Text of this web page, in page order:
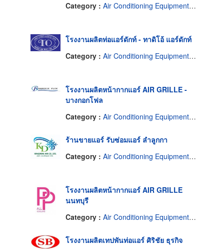
Category : Air Conditioning Equipment & Systems Supplies & Parts-Wholesale & Manufacturers
โรงงานผลิตท่อแอร์ดักท์ - ทาดิโอ้ แอร์ดักท์
Category : Air Conditioning Equipment & Systems Supplies & Parts-Wholesale & Manufacturers
โรงงานผลิตหน้ากากแอร์ AIR GRILLE -
บางกอกโฟล
Category : Air Conditioning Equipment & Systems Supplies & Parts-Wholesale & Manufacturers
ร้านขายแอร์ รับซ่อมแอร์ ลำลูกกา
Category : Air Conditioning Equipment & Systems Supplies & Parts-Wholesale & Manufacturers
โรงงานผลิตหน้ากากแอร์ AIR GRILLE
นนทบุรี
Category : Air Conditioning Equipment & Systems Supplies & Parts-Wholesale & Manufacturers
โรงงานผลิตเทปพันท่อแอร์ ศิริชัย ธุรกิจ